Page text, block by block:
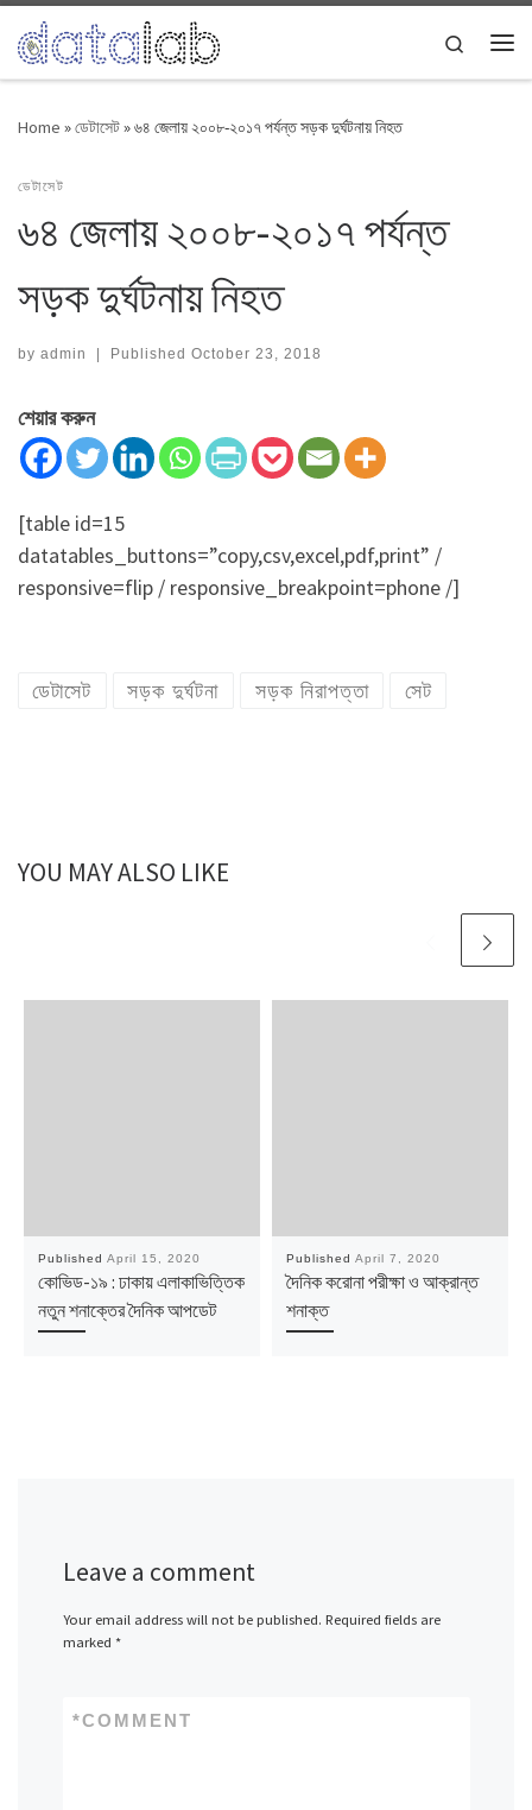
Skip to content
Search
Home »ডেটাসেট»৬৪ জেলায় ২০০৮-২০১৭ পর্যন্ত সড়ক দুর্ঘটনায় নিহত
ডেটাসেট
৬৪ জেলায় ২০০৮-২০১৭ পর্যন্ত
সড়ক দুর্ঘটনায় নিহত
by admin | Published October 23, 2018
শেয়ার করুন
[table id=15
datatables_buttons=”copy,csv,excel,pdf,print” /
responsive=flip / responsive_breakpoint=phone /]
ডেটাসেট সড়ক দুর্ঘটনা সড়ক নিরাপত্তা সেট
YOU MAY ALSO LIKE
Published April 15, 2020
কোভিড-১৯ : ঢাকায় এলাকাভিত্তিক
নতুন শনাক্তের দৈনিক আপডেট
Published April 7, 2020
দৈনিক করোনা পরীক্ষা ও আক্রান্ত
শনাক্ত
Leave a comment
Your email address will not be published. Required fields are
marked *
COMMENT
*